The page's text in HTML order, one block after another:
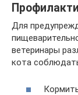
Для
ветеринары
кота